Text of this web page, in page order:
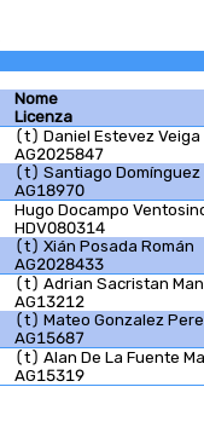
Nome
Licenza
(t) Daniel Estevez Veiga
AG2025847
(t) Santiago Domínguez
AG18970
Hugo Docampo
HDV080314
(t) Xián Posada Román
AG2028433
(t) Adrian Sacristan
AG13212
(t) Mateo Gonzalez
AG15687
(t) Alan De La Fuente
AG15319